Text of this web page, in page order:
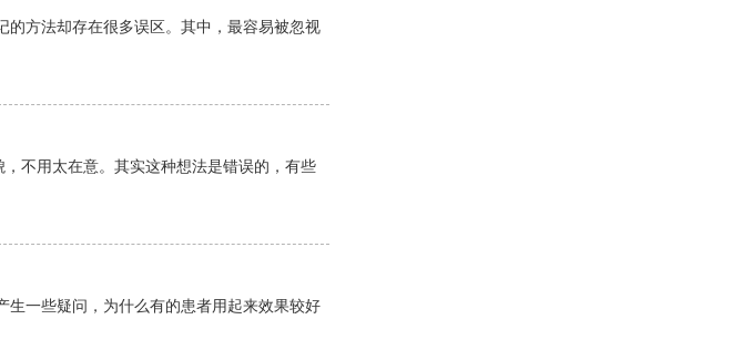
方法却存在很多误区。其中，最容易被忽视
不用太在意。其实这种想法是错误的，有些
一些疑问，为什么有的患者用起来效果较好